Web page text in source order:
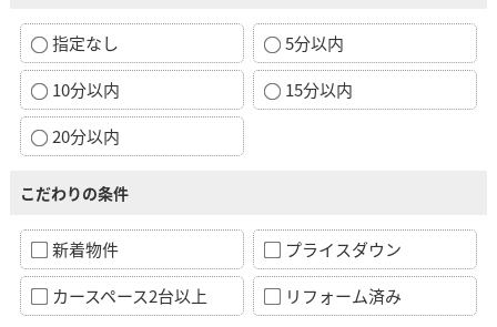
指定なし
5分以内
10分以内
15分以内
20分以内
こだわりの条件
新着物件
プライスダウン
カースペース2台以上
リフォーム済み